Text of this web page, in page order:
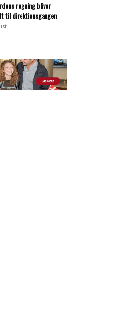
regning bliver
til direktionsgangen